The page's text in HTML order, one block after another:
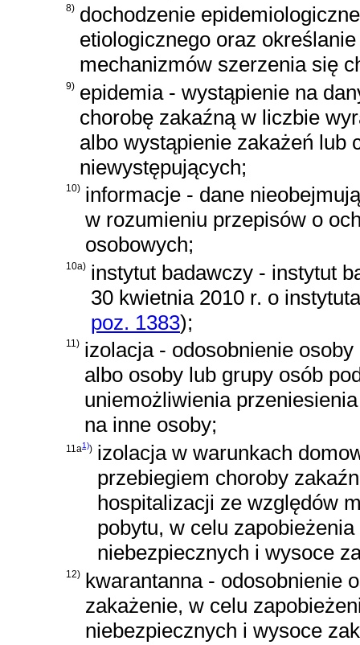
8) dochodzenie
etiologicznego oraz
mechanizmów szerzenia się
9) epidemia - wystąpienie na
chorobę zakaźną w liczbie
albo wystąpienie zakażeń lub
niewystępujących;
10) informacje - dane
w rozumieniu przepisów o
osobowych;
10a) instytut badawczy - instytut
30 kwietnia 2010 r. o
poz. 1383);
11) izolacja - odosobnienie
albo osoby lub grupy osób
uniemożliwienia
na inne osoby;
11a1)) izolacja w warunkach
przebiegiem choroby
hospitalizacji ze względów
pobytu, w celu
niebezpiecznych i wysoce
12) kwarantanna - odosobnienie
zakażenie, w celu
niebezpiecznych i wysoce